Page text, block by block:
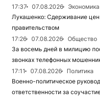
17:37
07.08.2026
Экономика
Лукашенко: Сдерживание цен
правительством
17:26
07.08.2026
Общество
За восемь дней в милицию
звонках телефонных
17:11
07.08.2026
Политика
Военно-политическое
ответственности за